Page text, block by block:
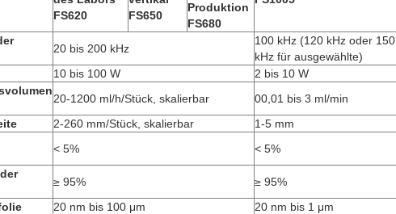
FS620
FS650
Produktion
FS680
20 bis 200 kHz
100 kHz (120 kHz oder 150
kHz für ausgewählte)
10 bis 100 W
2 bis 10 W
20-1200 ml/h/Stück, skalierbar
00,01 bis 3 ml/min
2-260 mm/Stück, skalierbar
1-5 mm
< 5%
< 5%
≥ 95%
≥ 95%
20 nm bis 100 μm
20 nm bis 1 μm